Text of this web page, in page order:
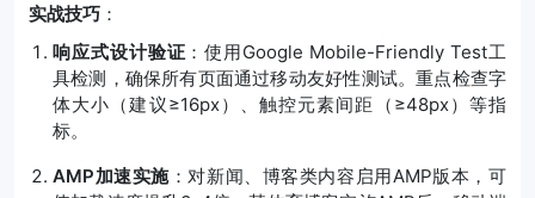
实战技巧 ：
响应式设计验证 ：使用Google Mobile-Friendly Test工
具检测，确保所有页面通过移动友好性测试。重点检查字
体大小（建议≥16px）、触控元素间距（≥48px）等指
标。
AMP加速实施：对新闻、博客类内容启用AMP版本，可